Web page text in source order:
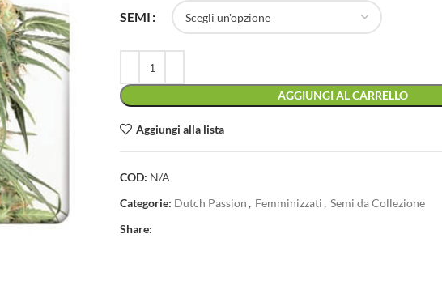
SEMI
AGGIUNGI AL CARRELLO
Aggiungi alla lista
COD: N/A
Categorie: Dutch Passion, Femminizzati, Semi da Collezione
Share: